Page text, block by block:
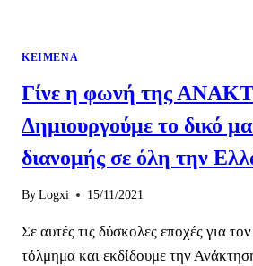
ΚΕΊΜΕΝΑ
Γίνε η φωνή της
Δημιουργούμε το δικό
διανομής σε όλη την
By Logxi 15/11/2021
Σε αυτές τις δύσκολες εποχές για
τόλμημα και εκδίδουμε την